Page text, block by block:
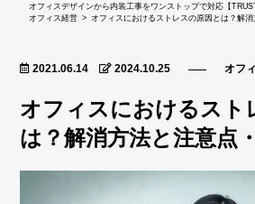
オフィスデザインから内装工事をワンストップで対応【
オフィス経営
オフィスにおけるストレスの原因とは？解
2021.06.14 2024.10.25 オフ
オフィスにおけるスト
は？解消方法と注意点